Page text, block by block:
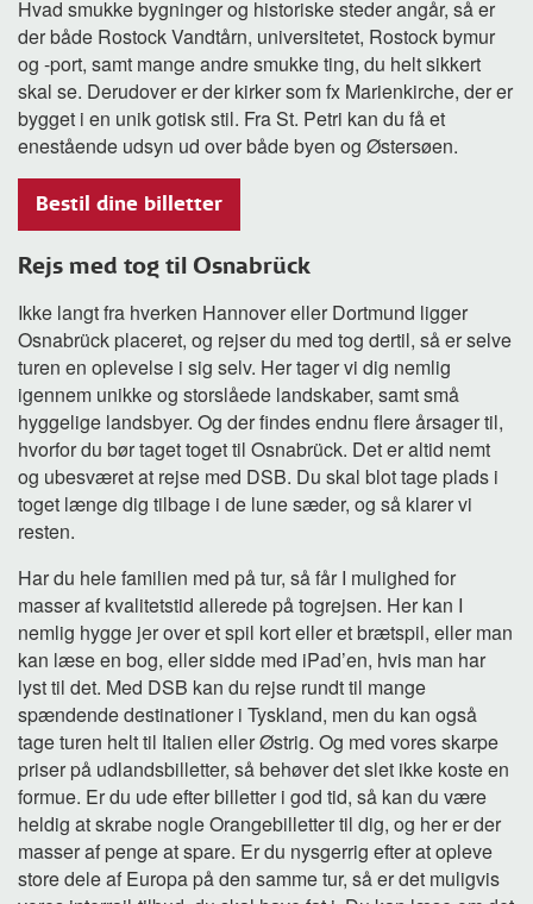
Hvad smukke bygninger og historiske steder angår, så er
der både Rostock Vandtårn, universitetet, Rostock bymur
og -port, samt mange andre smukke ting, du helt sikkert
skal se. Derudover er der kirker som fx Marienkirche, der er
bygget i en unik gotisk stil. Fra St. Petri kan du få et
enestående udsyn ud over både byen og Østersøen.
Bestil dine billetter
Rejs med tog til Osnabrück
Ikke langt fra hverken Hannover eller Dortmund ligger
Osnabrück placeret, og rejser du med tog dertil, så er selve
turen en oplevelse i sig selv. Her tager vi dig nemlig
igennem unikke og storslåede landskaber, samt små
hyggelige landsbyer. Og der findes endnu flere årsager til,
hvorfor du bør taget toget til Osnabrück. Det er altid nemt
og ubesværet at rejse med DSB. Du skal blot tage plads i
toget længe dig tilbage i de lune sæder, og så klarer vi
resten.
Har du hele familien med på tur, så får I mulighed for
masser af kvalitetstid allerede på togrejsen. Her kan I
nemlig hygge jer over et spil kort eller et brætspil, eller man
kan læse en bog, eller sidde med iPad’en, hvis man har
lyst til det. Med DSB kan du rejse rundt til mange
spændende destinationer i Tyskland, men du kan også
tage turen helt til Italien eller Østrig. Og med vores skarpe
priser på udlandsbilletter, så behøver det slet ikke koste en
formue. Er du ude efter billetter i god tid, så kan du være
heldig at skrabe nogle Orangebilletter til dig, og her er der
masser af penge at spare. Er du nysgerrig efter at opleve
store dele af Europa på den samme tur, så er det muligvis